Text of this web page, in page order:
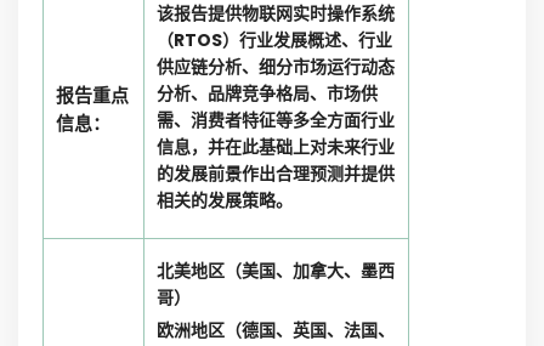
报告重点
信息：
该报告提供物联网实时操作系统
（RTOS）行业发展概述、行业
供应链分析、细分市场运行动态
分析、品牌竞争格局、市场供
需、消费者特征等多全方面行业
信息，并在此基础上对未来行业
的发展前景作出合理预测并提供
相关的发展策略。
北美地区（美国、加拿大、墨西
哥）
欧洲地区（德国、英国、法国、